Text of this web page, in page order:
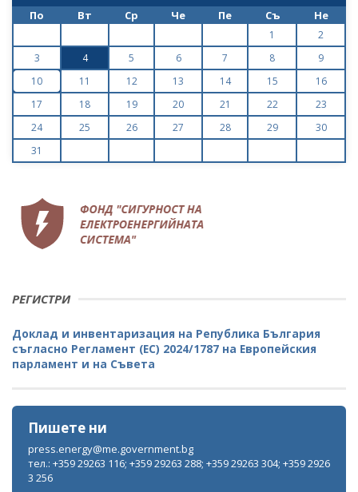
По Вт Ср Че Пе Съ Не
1
2
3
4 5 6 7 8
9
10
11 12 13 14 15
16
17
18 19 20 21 22
23
24
25 26 27 28 29
30
31
РЕГИСТРИ
Доклад и инвентаризация на Република България
съгласно Регламент (ЕС) 2024/1787 на Европейския
парламент и на Съвета
Пишете ни
press.energy@me.government.bg
тел.: +359 29263 116; +359 29263 288; +359 29263 304; +359 2926
3 256